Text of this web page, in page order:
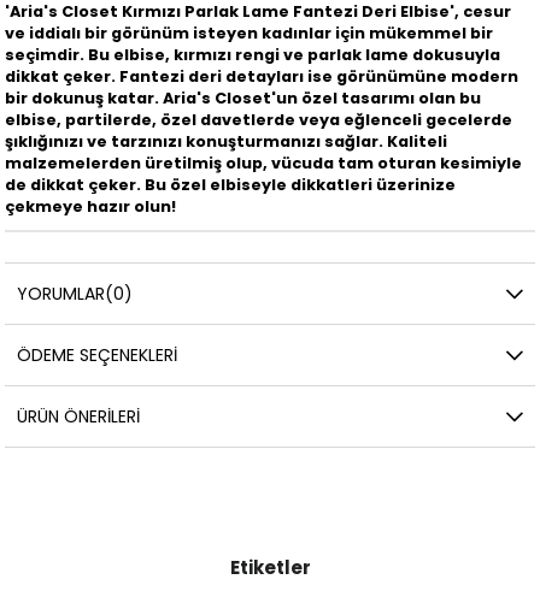
'Aria's Closet Kırmızı Parlak Lame Fantezi Deri Elbise', cesur
ve iddialı bir görünüm isteyen kadınlar için mükemmel bir
seçimdir. Bu elbise, kırmızı rengi ve parlak lame dokusuyla
dikkat çeker. Fantezi deri detayları ise görünümüne modern
bir dokunuş katar. Aria's Closet'un özel tasarımı olan bu
elbise, partilerde, özel davetlerde veya eğlenceli gecelerde
şıklığınızı ve tarzınızı konuşturmanızı sağlar. Kaliteli
malzemelerden üretilmiş olup, vücuda tam oturan kesimiyle
de dikkat çeker. Bu özel elbiseyle dikkatleri üzerinize
çekmeye hazır olun!
YORUMLAR(0)
ÖDEME SEÇENEKLERI
ÜRÜN ÖNERILERI
Etiketler